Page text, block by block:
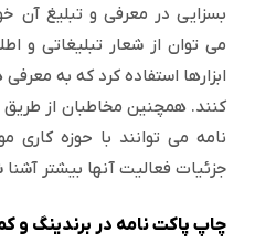
بسزایی در معرفی و تبلیغ آن
می توان از شعار تبلیغاتی و
ابزارها استفاده کرد که به
کنند. همچنین مخاطبان از
نامه می توانند با حوزه کاری
جزئیات فعالیت آنها بیشتر آشنا
چاپ پاکت نامه در برندینگ و